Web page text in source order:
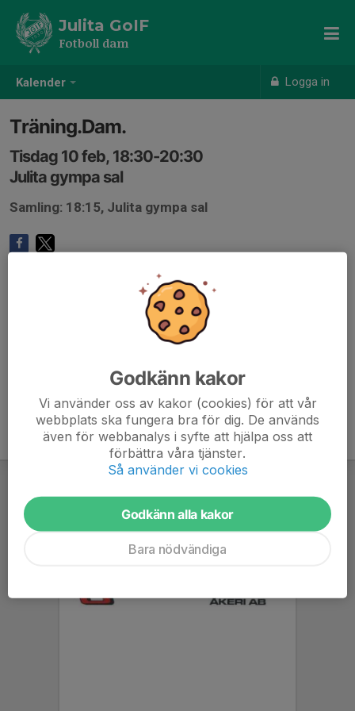
Kalender Logga in
Julita GoIF
Fotboll dam
Träning.Dam.
Tisdag 10 feb, 18:30-20:30
Julita gympa sal
Samling: 18:15, Julita gympa sal
Godkänn kakor
Vi använder oss av kakor (cookies) för att vår
webbplats ska fungera bra för dig. De används
även för webbanalys i syfte att hjälpa oss att
förbättra våra tjänster.
Så använder vi cookies
Godkänn alla kakor
Bara nödvändiga